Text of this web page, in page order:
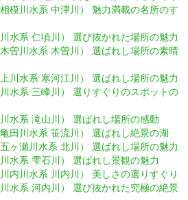
模川水系 中津川） 魅力満載の名所のす
水系 仁頃川） 選び抜かれた場所の魅力
曽川水系 木曽川） 選ばれし場所の素晴
川水系 寒河江川） 選ばれし場所の魅力
水系 三峰川） 選りすぐりのスポットの
水系 滝山川） 選ばれし場所の感動
田川水系 笹流川） 選ばれし絶景の湖
ヶ瀬川水系 北川） 選ばれし場所の魅力
水系 雫石川） 選ばれし景観の魅力
内川水系 川内川） 美しさの選りすぐり
水系 河内川） 選び抜かれた究極の絶景